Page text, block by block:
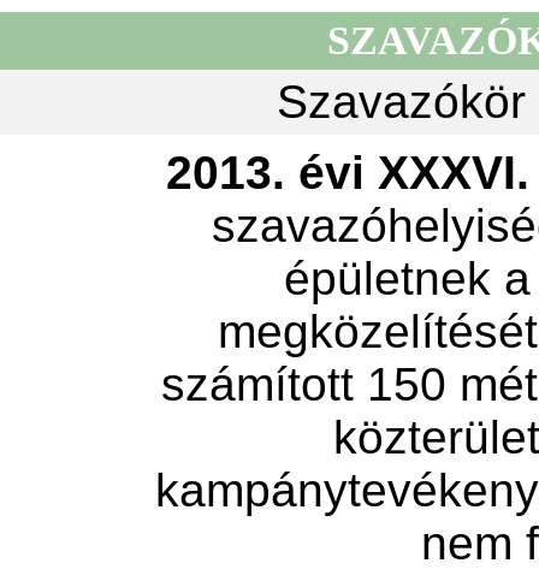
2013. évi
épületnek
számított 150
nem